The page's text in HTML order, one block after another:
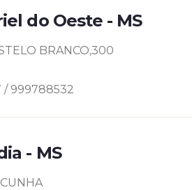
do Oeste - MS
BRANCO,300
/ 999788532
- MS